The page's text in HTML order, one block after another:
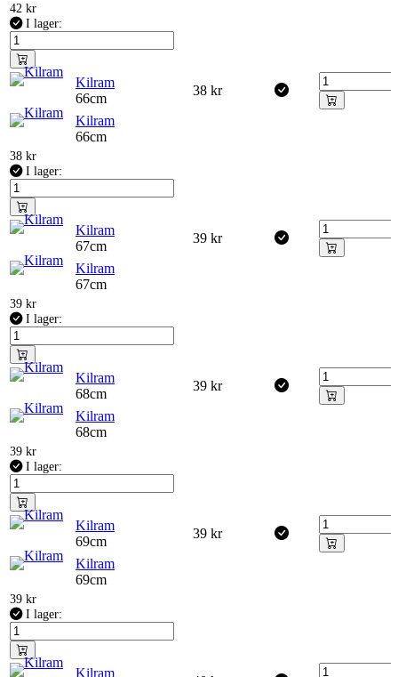
42 kr
I lager:
Kilram
66cm
38 kr
Kilram
66cm
38 kr
I lager:
Kilram
67cm
39 kr
Kilram
67cm
39 kr
I lager:
Kilram
68cm
39 kr
Kilram
68cm
39 kr
I lager:
Kilram
69cm
39 kr
Kilram
69cm
39 kr
I lager:
Kilram